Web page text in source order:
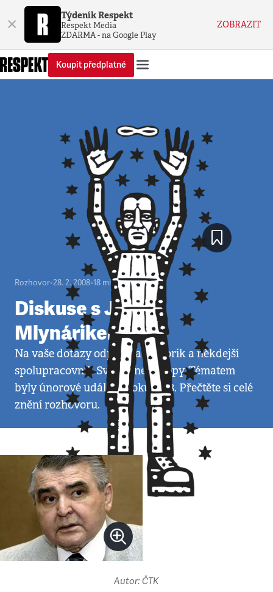
× Týdeník Respekt
Respekt Media
ZDARMA - na Google Play
ZOBRAZIT
Koupit předplatné
Rozhovor•28. 2. 2008•18 minut
Diskuse s Jánem
Mlynárikem
Na vaše dotazy odpovídal historik a někdejší
spolupracovník Svobodné Evropy. Tématem
byly únorové události roku 1948. Přečtěte si celé
znění rozhovoru.
Autor: ČTK